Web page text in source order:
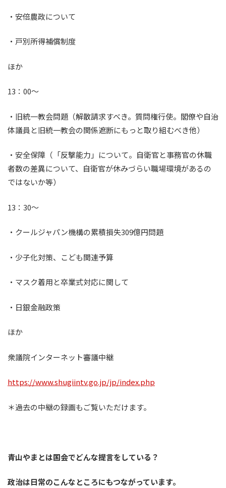
・安倍農政について
・戸別所得補償制度
ほか
13：00～
・旧統一教会問題（解散請求すべき。質問権行使。閣僚や自治
体議員と旧統一教会の関係遮断にもっと取り組むべき他）
・安全保障（「反撃能力」について。自衛官と事務官の休職
者数の差異について、自衛官が休みづらい職場環境があるの
ではないか等）
13：30～
・クールジャパン機構の累積損失309億円問題
・少子化対策、こども関連予算
・マスク着用と卒業式対応に関して
・日銀金融政策
ほか
衆議院インターネット審議中継
https://www.shugiintv.go.jp/jp/index.php
＊過去の中継の録画もご覧いただけます。
青山やまとは国会でどんな提言をしている？
政治は日常のこんなところにもつながっています。